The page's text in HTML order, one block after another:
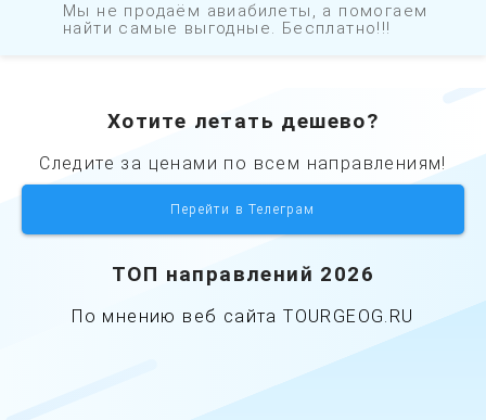
Мы не продаём авиабилеты, а помогаем
найти самые выгодные. Бесплатно!!!
Хотите летать дешево?
Cледите за ценами по всем направлениям!
Перейти в Телеграм
ТОП направлений 2026
По мнению веб сайтаTOURGEOG.RU